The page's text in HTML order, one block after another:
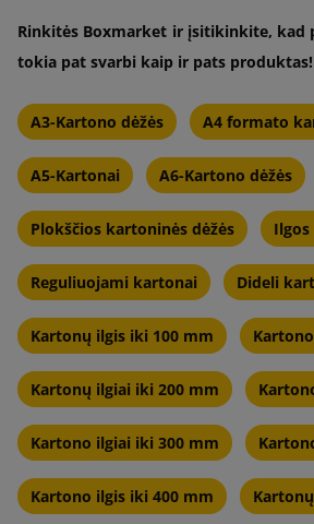
Rinkitės Boxmarket ir įsitikinkite, kad
tokia pat svarbi kaip ir pats produktas!
A3-Kartono dėžės A4 formato
A5-Kartonai A6-Kartono dėžės
Plokščios kartoninės dėžės Ilgos
Reguliuojami kartonai Dideli
Kartonų ilgis iki 100 mm
Kartonų ilgiai iki 200 mm
Kartono ilgiai iki 300 mm
Kartono ilgis iki 400 mm